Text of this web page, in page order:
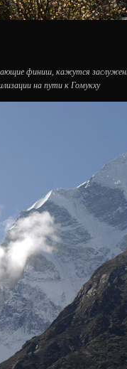
финиш, кажутся
на пути к Гомукху